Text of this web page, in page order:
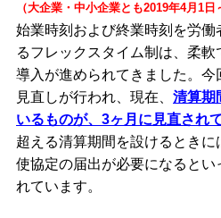
（大企業・中小企業とも2019年4月1日
始業時刻および終業時刻を労働
るフレックスタイム制は、柔
導入が進められてきました。今
見直しが行われ、現在、 清算期
いるものが、3ヶ月に見直され
超える清算期間を設けるとき
使協定の届出が必要になるとい
れています。